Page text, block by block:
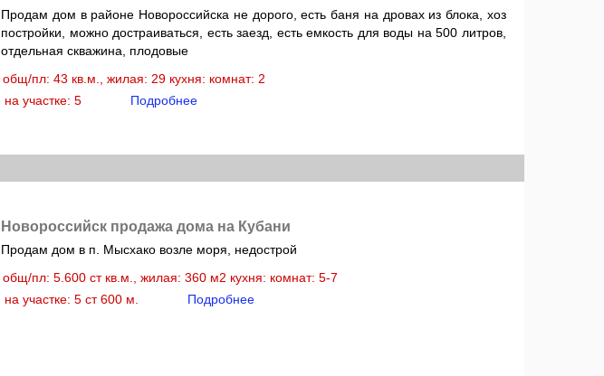
Продам дом в районе Новороссийска не дорого, есть баня на дровах из блока, хоз
постройки, можно достраиваться, есть заезд, есть емкость для воды на 500 литров,
отдельная скважина, плодовые
общ/пл: 43 кв.м., жилая: 29 кухня: комнат: 2
на участке: 5
Подробнее
Новороссийск продажа дома на Кубани
Продам дом в п. Мысхако возле моря, недострой
общ/пл: 5.600 ст кв.м., жилая: 360 м2 кухня: комнат: 5-7
на участке: 5 ст 600 м.
Подробнее